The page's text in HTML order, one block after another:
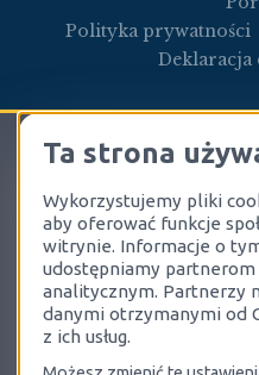
Polityka prywatności
Deklaracja
Aktualności
Dyrekcja i
Pracownicy
Struktura
organizacyjna
Inwentarze UJ
Inwentarze AM
Inwentarze UJ
CM
Pierwsze
Kobiety na UJ
Jagiellońskie
Archiwum
Cyfrowe (JAC)
Corpus
Academicum
Cracoviense
(CAC)
Zaświadczenia
Udostępnianie akt
w Czytelni
Reprodukcje
Formularz
zamówienia
Wydawnictwa i
publikacje
Corpus
studiosorum
Universitatis
Iagellonicae
Ta strona
Wykorzystujemy pliki
aby oferować funkcje
witrynie. Informacje o
udostępniamy
analitycznym. Partnerzy
danymi otrzymanymi od
z ich usług.